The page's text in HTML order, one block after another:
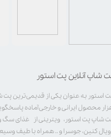
شاپ آنلاین پت استور
محصول ایرانی و خارجی آماده
شاپ پت استور، ویترینی از غذای سگ و
کنین، جوسرا و .. همراه با طیف